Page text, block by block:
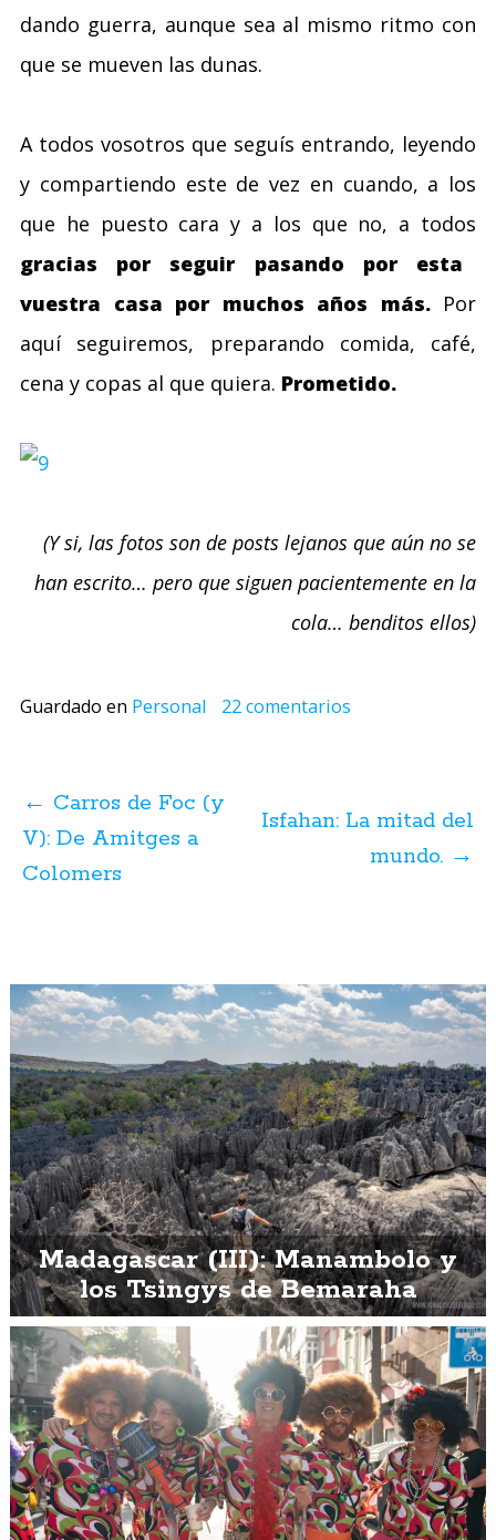
dando guerra, aunque sea al mismo ritmo con
que se mueven las dunas.
A todos vosotros que seguís entrando, leyendo
y compartiendo este de vez en cuando, a los
que he puesto cara y a los que no, a todos
gracias por seguir pasando por esta
vuestra casa por muchos años más.Por
aquí seguiremos, preparando comida, café,
cena y copas al que quiera. Prometido.
(Y si, las fotos son de posts lejanos que aún no se
han escrito… pero que siguen pacientemente en la
cola… benditos ellos)
Guardado en Personal 22 comentarios
← Carros de Foc (y
V): De Amitges a
Colomers
Isfahan: La mitad del
mundo. →
Madagascar (III): Manambolo y
los Tsingys de Bemaraha